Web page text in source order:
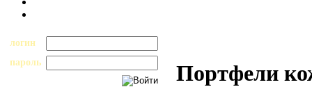
логин
пароль
Портфели